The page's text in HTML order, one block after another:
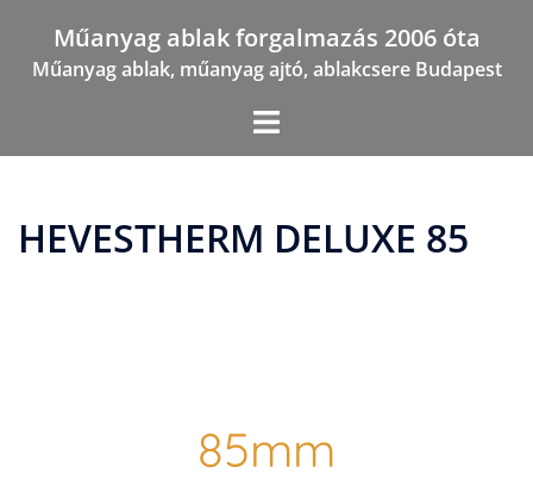
content
Műanyag ablak forgalmazás 2006 óta
Műanyag ablak, műanyag ajtó, ablakcsere Budapest
HEVESTHERM DELUXE 85
85mm